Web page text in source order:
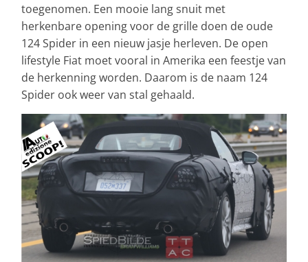
toegenomen. Een mooie lang snuit met
herkenbare opening voor de grille doen de oude
124 Spider in een nieuw jasje herleven. De open
lifestyle Fiat moet vooral in Amerika een feestje van
de herkenning worden. Daarom is de naam 124
Spider ook weer van stal gehaald.